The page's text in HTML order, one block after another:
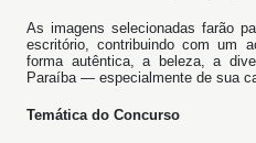
As imagens selecionadas farão
escritório, contribuindo com um
forma autêntica, a beleza, a
Paraíba — especialmente de sua
Temática do Concurso